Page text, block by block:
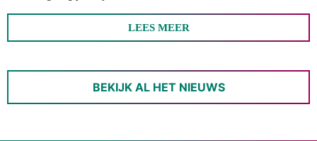
LEES MEER
BEKIJK AL HET NIEUWS